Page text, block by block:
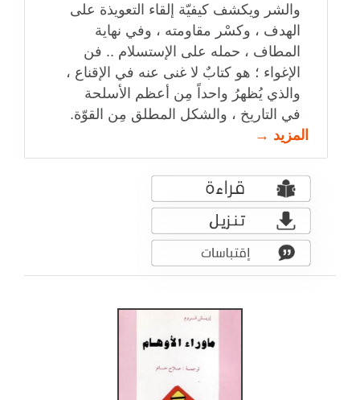
والشر ويكشف كيفيّة إلقاء التعويذة على
الهدف ، وكسْر مقاومته ، وفي نهاية
المطاف ، حمله على الإستسلام .. فن
الإغواء ؛ هو كتابٌ لا غنى عنه في الإقناع ،
والذي يُظهرُ واحداً مِن أعظم الأسلحة
في التاريخ ، والشكل المطلق مِن القوّة.
المزيد →